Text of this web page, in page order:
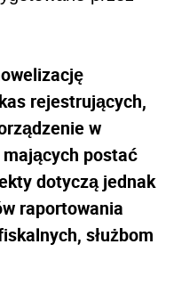
rejestrujących,
w
postać
dotyczą jednak
raportowania
służbom